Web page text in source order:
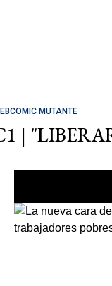
MUTANTE
|